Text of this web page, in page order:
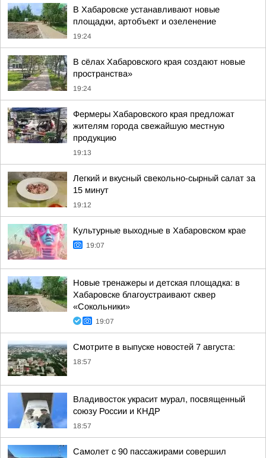
В Хабаровске устанавливают новые
площадки, артобъект и озеленение
19:24
В сёлах Хабаровского края создают новые
пространства»
19:24
Фермеры Хабаровского края предложат
жителям города свежайшую местную
продукцию
19:13
Легкий и вкусный свекольно-сырный салат за
15 минут
19:12
Культурные выходные в Хабаровском крае
19:07
Новые тренажеры и детская площадка: в
Хабаровске благоустраивают сквер
«Сокольники»
19:07
Смотрите в выпуске новостей 7 августа:
18:57
Владивосток украсит мурал, посвященный
союзу России и КНДР
18:57
Самолет с 90 пассажирами совершил